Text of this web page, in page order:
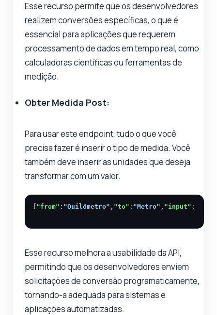
Esse recurso permite que os desenvolvedores
realizem conversões específicas, o que é
essencial para aplicações que requerem
processamento de dados em tempo real, como
calculadoras científicas ou ferramentas de
medição.
Obter Medida Post:
Para usar este endpoint, tudo o que você
precisa fazer é inserir o tipo de medida. Você
também deve inserir as unidades que deseja
transformar com um valor.
{ "from" : "Quilômetro" , "to" : "Metro" , "input" : 1000
Esse recurso melhora a usabilidade da API,
permitindo que os desenvolvedores enviem
solicitações de conversão programaticamente,
tornando-a adequada para sistemas e
aplicações automatizadas.